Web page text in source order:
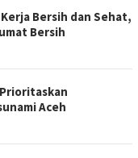
Bersih dan Sehat,
Bersih
Aceh